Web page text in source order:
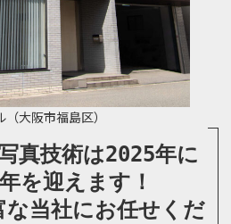
（大阪市福島区）
真技術は2025年に
を迎えます！
な当社にお任せくだ